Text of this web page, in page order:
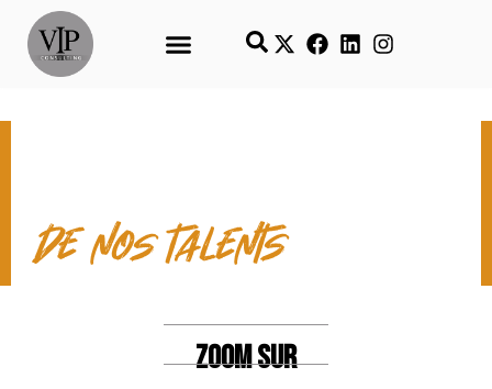
LES TEMPS FORTS
de nos talents
ZOOM SUR